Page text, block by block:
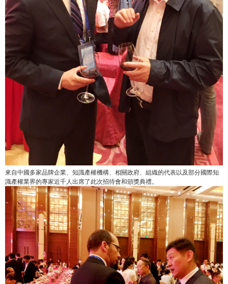
來自中國多家品牌企業、知識產權機構、相關政府、組織的代表以及部分國際知
識產權業界的專家近千人出席了此次招待會和頒獎典禮。